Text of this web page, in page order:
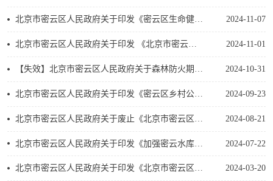
北京市密云区人民政府关于印发《密云区生命健康产业发展规划 （2024-2030年）》的通知 2024-11-07
北京市密云区人民政府关于印发 《北京市密云区碳达峰实施方案》的通知 2024-11-01
【失效】 北京市密云区人民政府关于森林防火期严禁一切野外用火的命令 2024-10-31
北京市密云区人民政府关于印发《密云区乡村公路管理办法》的通知 2024-09-23
2024-08-21
北京市密云区人民政府关于印发《加强密云水库水源保护促进农民保水就业推进网格化管理实施方案》的通知 2024-07-22
北京市密云区人民政府关于印发《北京市密云区城乡居民补充医疗保障工作方案》的通知 2024-03-20